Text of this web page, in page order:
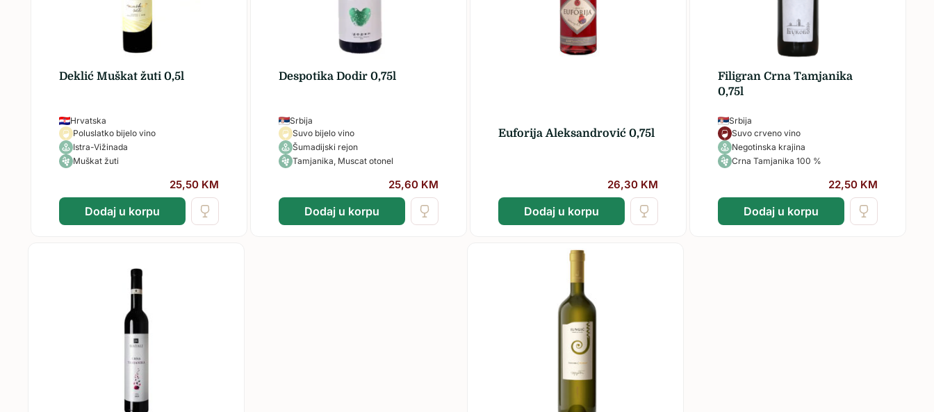
Sva vina… Žilavka
Deklić Muškat žuti 0,5l
Hrvatska
Poluslatko bijelo vino
Istra-Vižinada
Muškat žuti
25,50 KM
Dodaj u korpu
Despotika Dodir 0,75l
Srbija
Suvo bijelo vino
Šumadijski rejon
Tamjanika, Muscat otonel
25,60 KM
Dodaj u korpu
Euforija Aleksandrović 0,75l
26,30 KM
Dodaj u korpu
Filigran Crna Tamjanika
0,75l
Srbija
Suvo crveno vino
Negotinska krajina
Crna Tamjanika 100 %
22,50 KM
Dodaj u korpu